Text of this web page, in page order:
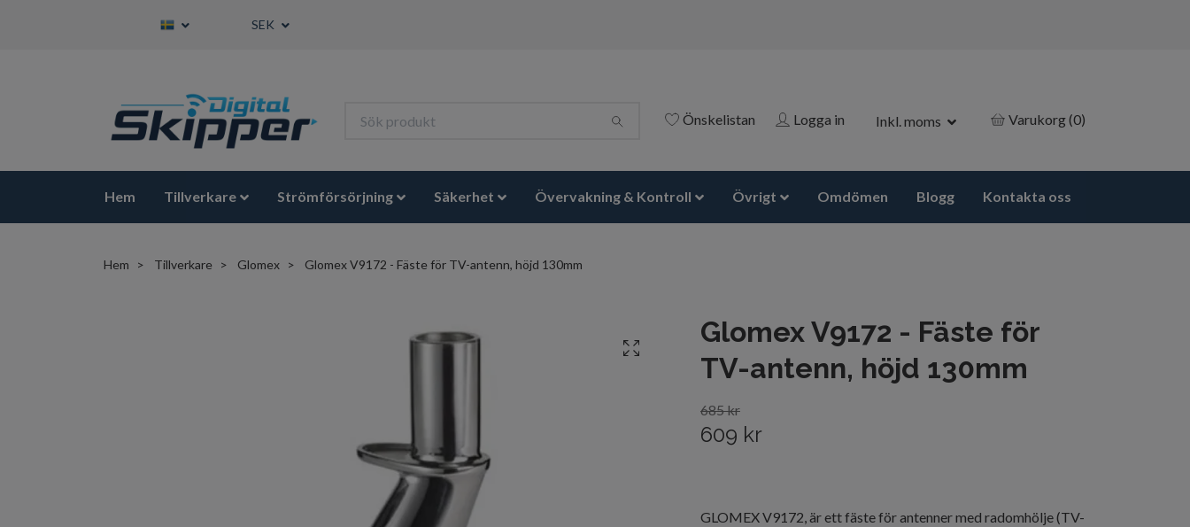
SEK
Önskelistan Logga in Inkl. moms Varukorg(0)
Hem Tillverkare Strömförsörjning Säkerhet Övervakning & Kontroll Övrigt Omdömen Blogg Kontakta oss
Hem Tillverkare Glomex Glomex V9172 - Fäste för TV-antenn, höjd 130mm
Glomex V9172 - Fäste för
TV-antenn, höjd 130mm
685 kr
609 kr
GLOMEX V9172, är ett fäste för antenner med radomhölje (TV-